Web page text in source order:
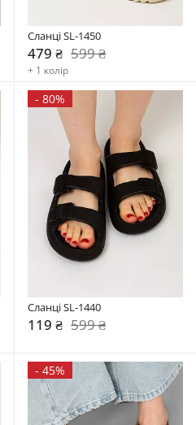
Сланці SL-1450
479 ₴ 599 ₴
+ 1 колір
- 80%
Сланці SL-1440
119 ₴ 599 ₴
- 45%